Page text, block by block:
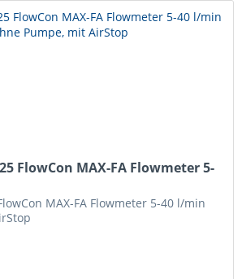
FlowCon MAX-FA Flowmeter 5-
MAX-FA Flowmeter 5-40 l/min